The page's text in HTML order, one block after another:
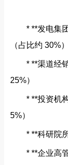
* **发电集
（占比约 30%
* **渠道经
25%）
* **投资机
5%）
* **科研院
* **企业高